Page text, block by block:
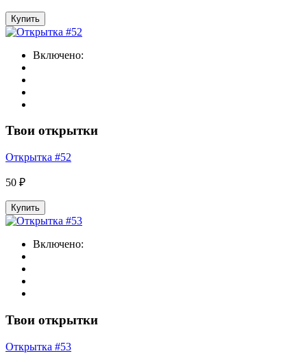
Купить
Включено:
Твои открытки
Открытка #52
50 ₽
Купить
Включено:
Твои открытки
Открытка #53